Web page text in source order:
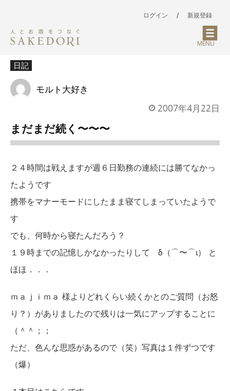
ログイン / 新規登録
MENU
日記
モルト大好き
2007年4月22日
まだまだ続く〜〜〜
２４時間は戦えますが週６日勤務の連続には勝てなかっ
たようです
携帯をマナーモードにしたまま寝てしまっていたようで
す
でも、何時から寝たんだろう？
１９時までの記憶しかなかったりして δ（⌒〜⌒ι） と
ほほ．．．
ｍａｊｉｍａ 様よりどれくらい続くかとのご質問（お怒
り？）がありましたので残りは一気にアップすることに
（＾＾；；
ただ、色んな思惑があるので（笑）写真は１件ずつです
（爆）